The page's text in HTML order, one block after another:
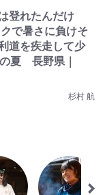
登れたんだけ
で暑さに負けそ
道を疾走して少
夏 長野県｜
杉村 航